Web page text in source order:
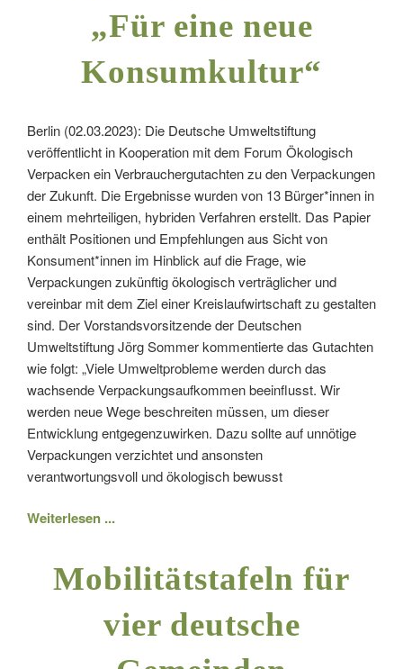
„Für eine neue
Konsumkultur“
Berlin (02.03.2023): Die Deutsche Umweltstiftung
veröffentlicht in Kooperation mit dem Forum Ökologisch
Verpacken ein Verbrauchergutachten zu den Verpackungen
der Zukunft. Die Ergebnisse wurden von 13 Bürger*innen in
einem mehrteiligen, hybriden Verfahren erstellt. Das Papier
enthält Positionen und Empfehlungen aus Sicht von
Konsument*innen im Hinblick auf die Frage, wie
Verpackungen zukünftig ökologisch verträglicher und
vereinbar mit dem Ziel einer Kreislaufwirtschaft zu gestalten
sind. Der Vorstandsvorsitzende der Deutschen
Umweltstiftung Jörg Sommer kommentierte das Gutachten
wie folgt: „Viele Umweltprobleme werden durch das
wachsende Verpackungsaufkommen beeinflusst. Wir
werden neue Wege beschreiten müssen, um dieser
Entwicklung entgegenzuwirken. Dazu sollte auf unnötige
Verpackungen verzichtet und ansonsten
verantwortungsvoll und ökologisch bewusst
Weiterlesen ...
Mobilitätstafeln für
vier deutsche